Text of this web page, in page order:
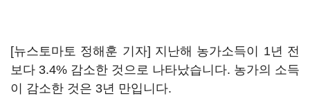
[뉴스토마토 정해훈 기자] 지난해 농가소득이 1년 전
보다 3.4% 감소한 것으로 나타났습니다. 농가의 소득
이 감소한 것은 3년 만입니다.